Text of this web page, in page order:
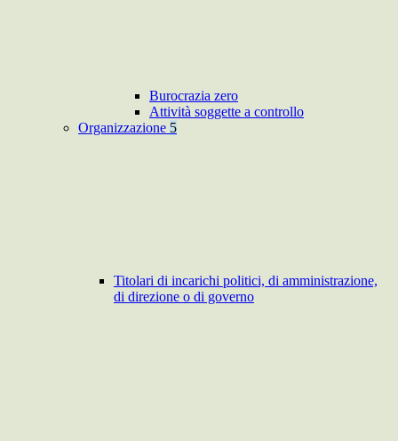
Burocrazia zero
Attività soggette a controllo
Organizzazione 5
Titolari di incarichi politici, di amministrazione,
di direzione o di governo